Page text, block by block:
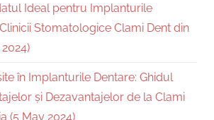
Ideal pentru Implanturile
Stomatologice Clami Dent din
în Implanturile Dentare: Ghidul
și Dezavantajelor de la Clami
(5 May 2024)